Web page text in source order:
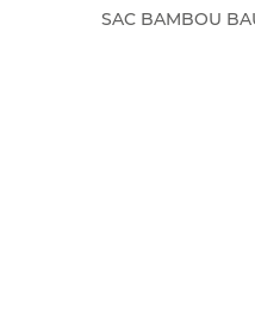
SAC BAMBOU